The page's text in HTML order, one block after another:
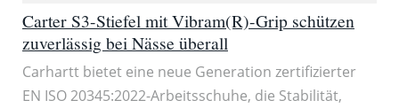
Carter S3-Stiefel mit Vibram(R)-Grip schützen
zuverlässig bei Nässe überall
Carhartt bietet eine neue Generation zertifizierter
EN ISO 20345:2022-Arbeitsschuhe, die Stabilität,